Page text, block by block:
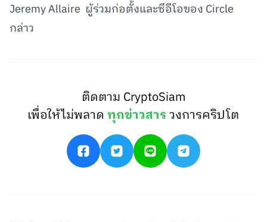
Jeremy Allaire ผู้ร่วมก่อตั้งและซีอีโอของ Circle
กล่าว
ติดตาม CryptoSiam
เพื่อให้ไม่พลาดทุกข่าวสารวงการคริปโต